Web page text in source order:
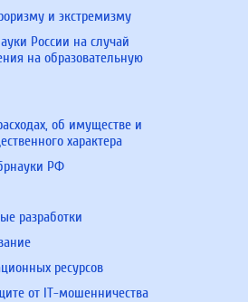
и экстремизму
России на случай
на образовательную
об имуществе и
характера
РФ
разработки
ресурсов
от IT-мошенничества